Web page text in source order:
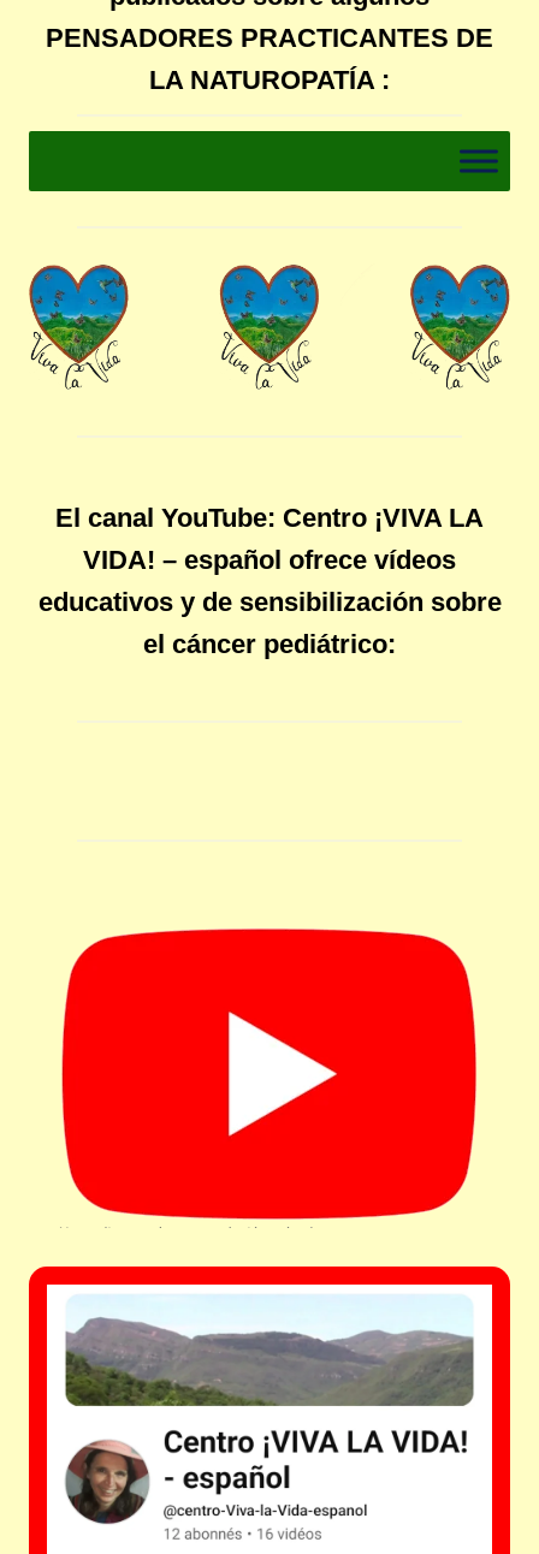
PENSADORES PRACTICANTES DE
LA NATUROPATÍA :
El canal YouTube: Centro ¡VIVA LA
VIDA! – español ofrece vídeos
educativos y de sensibilización sobre
el cáncer pediátrico: